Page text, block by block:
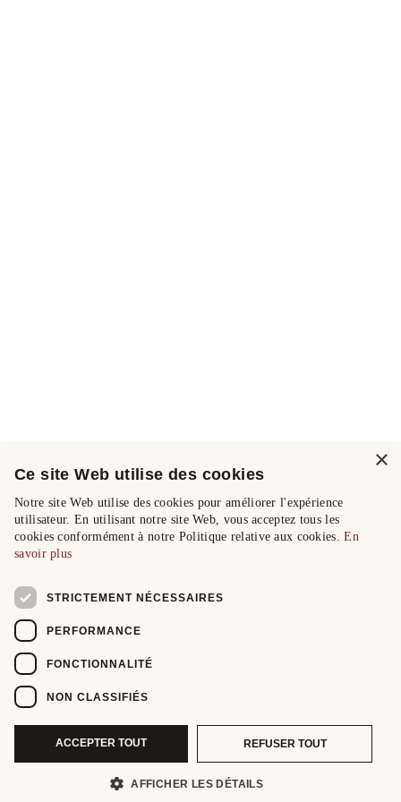
×
Ce site Web utilise des cookies
Notre site Web utilise des cookies pour améliorer l'expérience
utilisateur. En utilisant notre site Web, vous acceptez tous les
cookies conformément à notre Politique relative aux cookies.En
savoir plus
STRICTEMENT NÉCESSAIRES
PERFORMANCE
FONCTIONNALITÉ
NON CLASSIFIÉS
ACCEPTER TOUT REFUSER TOUT
AFFICHER LES DÉTAILS